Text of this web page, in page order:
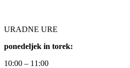
URADNE URE
ponedeljek in torek:
10:00 – 11:00